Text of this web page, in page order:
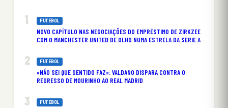
FUTEBOL
NOVO CAPÍTULO NAS NEGOCIAÇÕES DO EMPRÉSTIMO DE ZIRKZEE
COM O MANCHESTER UNITED DE OLHO NUMA ESTRELA DA SERIE A
FUTEBOL
«NÃO SEI QUE SENTIDO FAZ»: VALDANO DISPARA CONTRA O
REGRESSO DE MOURINHO AO REAL MADRID
FUTEBOL